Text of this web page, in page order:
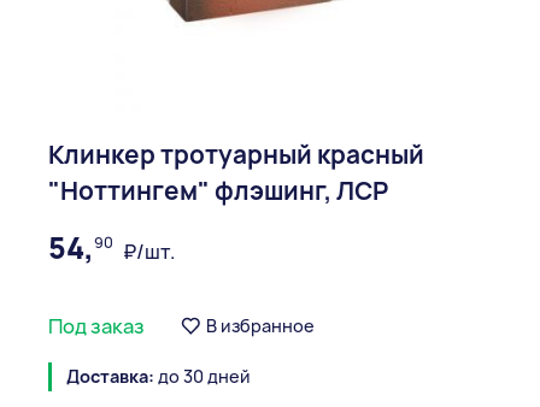
Клинкер тротуарный красный
"Ноттингем" флэшинг, ЛСР
54,90 ₽/шт.
Под заказ В избранное
Доставка: до 30 дней